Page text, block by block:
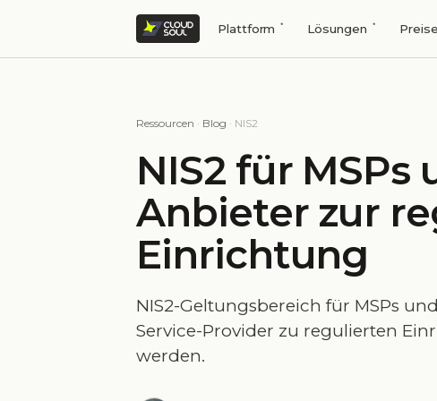
Plattform Lösungen Preise
Ressourcen · Blog · NIS2
NIS2 für MSPs
Anbieter zur
Einrichtung
NIS2-Geltungsbereich für MSPs
Service-Provider zu regulierten
werden.